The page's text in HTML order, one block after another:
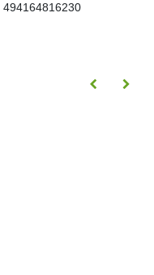
494164816230